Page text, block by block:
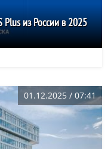
Plus из России в 2025
01.12.2025 / 07:41